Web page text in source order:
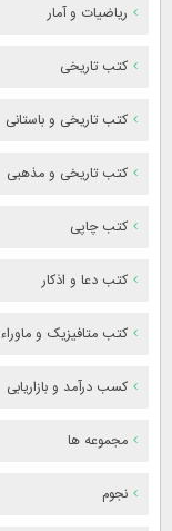
ریاضیات و آمار
کتب تاریخی
کتب تاریخی و باستانی
کتب تاریخی و مذهبی
کتب چاپی
کتب دعا و اذکار
کتب متافیزیک و ماوراء
کسب درآمد و بازاریابی
مجموعه ها
نجوم